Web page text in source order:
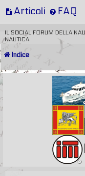
Articoli FAQ
IL SOCIAL FORUM DELLA
NAUTICA
Indice